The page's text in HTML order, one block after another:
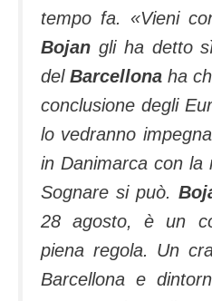
tempo fa. «Vieni
Bojan gli ha detto
del Barcellona ha
conclusione degli
lo vedranno
in Danimarca con la
Sognare si può.
28 agosto, è un
piena regola. Un
Barcellona e